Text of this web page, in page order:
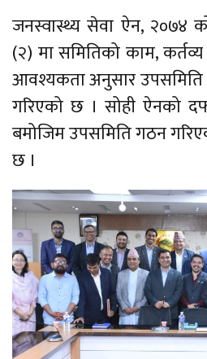
जनस्वास्थ्य सेवा ऐन, २०७४
(२) मा समितिको काम,
आवश्यकता अनुसार उपसमिति
गरिएको छ । सोही ऐनको
बमोजिम उपसमिति गठन
छ ।